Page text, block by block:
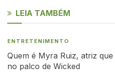
LEIA TAMBÉM
ENTRETENIMENTO
Quem é Myra Ruiz, atriz
no palco de Wicked